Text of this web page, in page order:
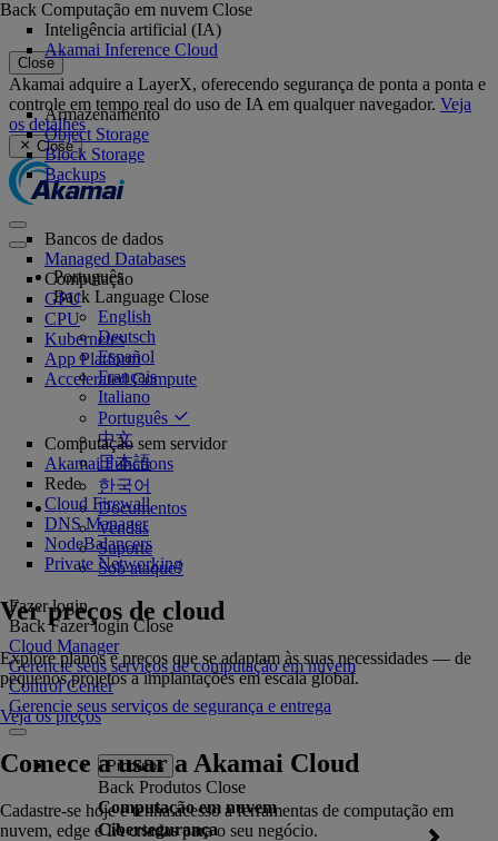
Close
Akamai adquire a LayerX, oferecendo segurança de ponta a ponta e
controle em tempo real do uso de IA em qualquer navegador. Veja
os detalhes
Close
Português
Back Language Close
English
Deutsch
Español
Français
Italiano
Português
中文
日本語
한국어
Documentos
Vendas
Suporte
Sob ataque?
Fazer login
Back Fazer login Close
Cloud Manager
Gerencie seus serviços de computação em nuvem
Control Center
Gerencie seus serviços de segurança e entrega
Produtos
Back Produtos Close
Computação em nuvem
Cibersegurança
Back Computação em nuvem Close
Inteligência artificial (IA)
Akamai Inference Cloud
Armazenamento
Object Storage
Block Storage
Backups
Bancos de dados
Managed Databases
Computação
GPU
CPU
Kubernetes
App Platform
Accelerated Compute
Computação sem servidor
Akamai Functions
Rede
Cloud Firewall
DNS Manager
NodeBalancers
Private Networking
Ver preços de cloud
Explore planos e preços que se adaptam às suas necessidades — de
pequenos projetos a implantações em escala global.
Veja os preços
Comece a usar a Akamai Cloud
Cadastre-se hoje e tenha acesso a ferramentas de computação em
nuvem, edge e IA criadas para o seu negócio.